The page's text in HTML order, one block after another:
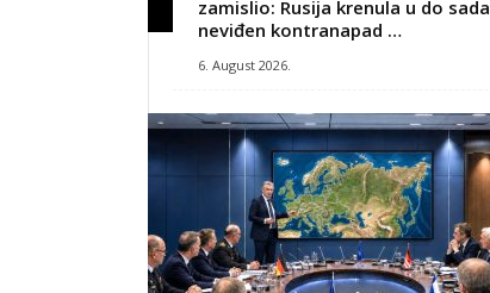
zamislio: Rusija krenula u do sada
neviđen kontranapad …
6. August 2026.